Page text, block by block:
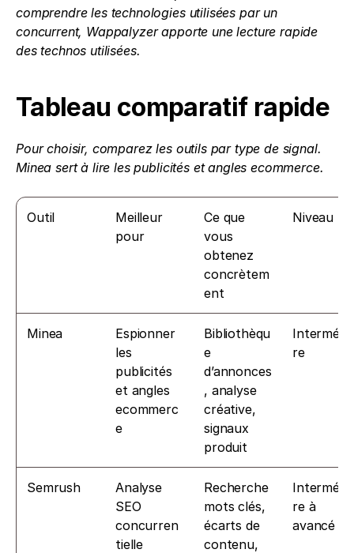
comprendre les technologies utilisées par un
concurrent, Wappalyzer apporte une lecture rapide
des technos utilisées.
Tableau comparatif rapide
Pour choisir, comparez les outils par type de signal.
Minea sert à lire les publicités et angles ecommerce.
Outil
Meilleur
pour
Ce que
vous
obtenez
concrètem
ent
Niveau
Minea
Espionner
les
publicités
et angles
ecommerc
e
Bibliothèqu
e
d’annonces
, analyse
créative,
signaux
produit
re
Semrush
Analyse
SEO
concurren
tielle
Recherche
mots clés,
écarts de
contenu,
re à
avancé